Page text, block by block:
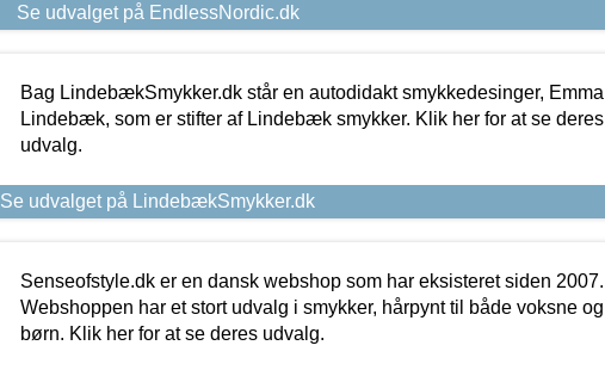
Se udvalget på EndlessNordic.dk
Bag LindebækSmykker.dk står en autodidakt smykkedesinger, Emma
Lindebæk, som er stifter af Lindebæk smykker. Klik her for at se deres
udvalg.
Se udvalget på LindebækSmykker.dk
Senseofstyle.dk er en dansk webshop som har eksisteret siden 2007.
Webshoppen har et stort udvalg i smykker, hårpynt til både voksne og
børn. Klik her for at se deres udvalg.